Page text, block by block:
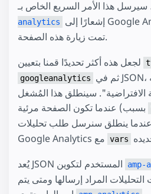
analytics
تمت زيارة هذه الصفحة.
googleanalytics
سينطلق هذا المُشغل
vars
المراد إرسالها ومتى يتم